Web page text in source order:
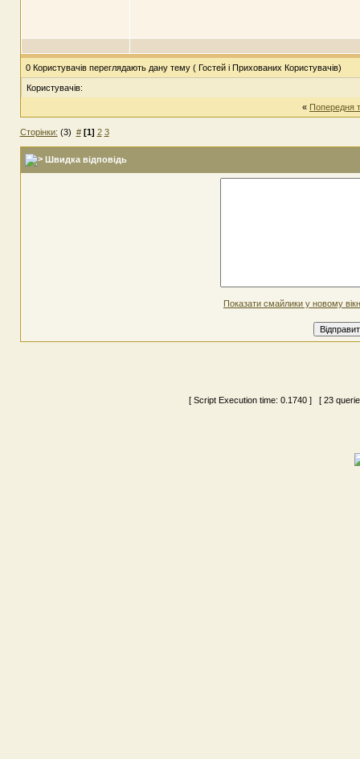
0 Користувачів переглядають дану тему ( Гостей і Прихованих Користувачів)
Користувачів:
« Попередня
Сторінки: (3) # [1] 2 3
Швидка відповідь
Показати смайлики у новому
[ Script Execution time: 0.1740 ] [ 23